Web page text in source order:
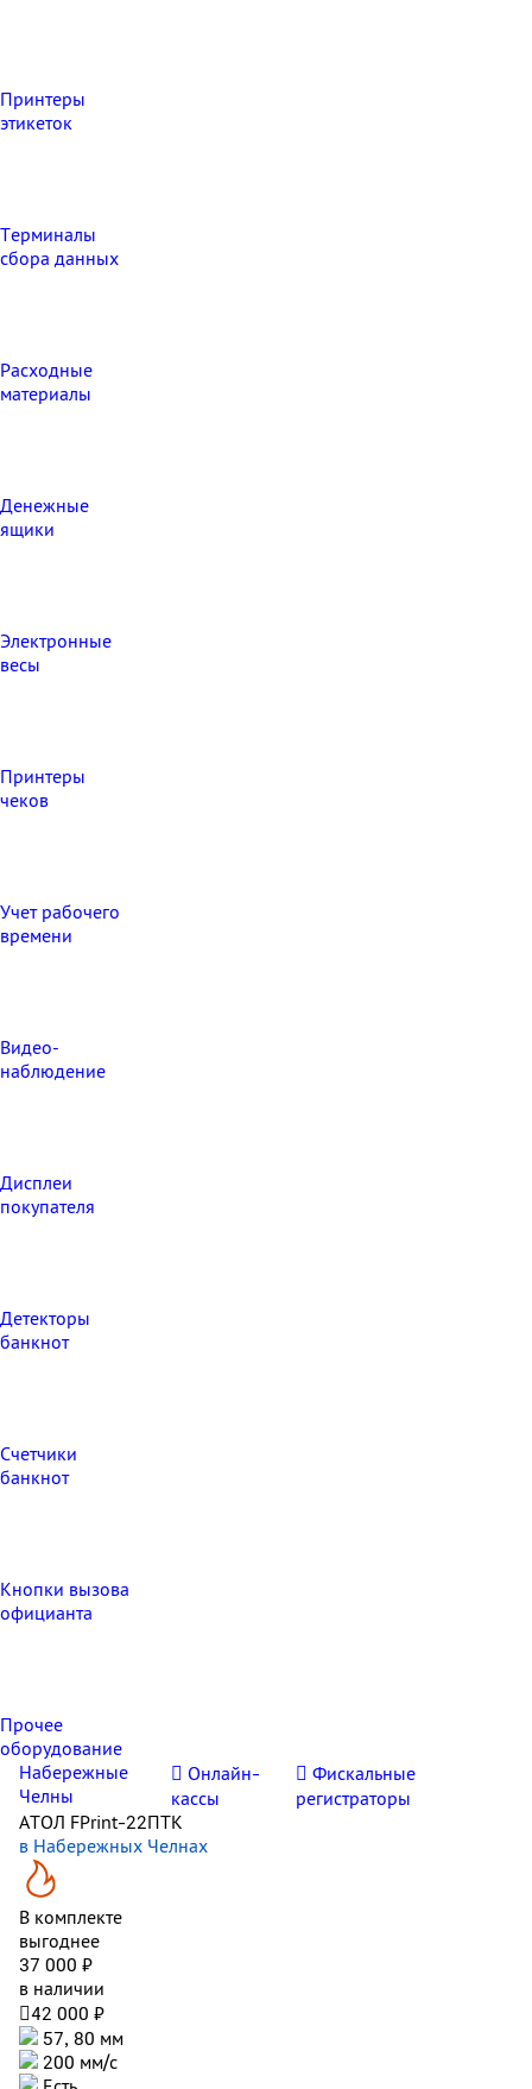
Принтеры
этикеток
Терминалы
сбора данных
Расходные
материалы
Денежные
ящики
Электронные
весы
Принтеры
чеков
Учет рабочего
времени
Видео‑
наблюдение
Дисплеи
покупателя
Детекторы
банкнот
Счетчики
банкнот
Кнопки вызова
официанта
Прочее
оборудование
Набережные
Челны
Онлайн-
кассы
Фискальные
регистраторы
АТОЛ FPrint-22ПТК
в Набережных Челнах
В комплекте
выгоднее
37 000 ₽
в наличии
42 000 ₽
57, 80 мм
200 мм/с